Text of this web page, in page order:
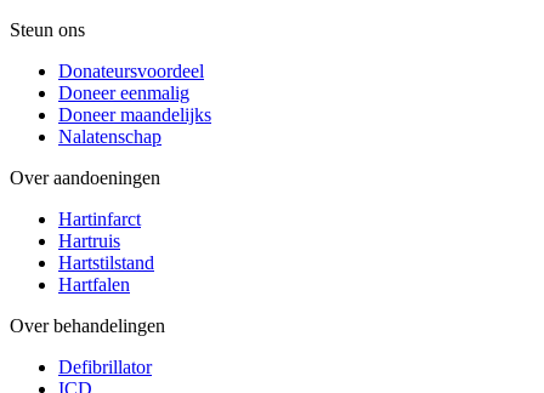
Steun ons
Donateursvoordeel
Doneer eenmalig
Doneer maandelijks
Nalatenschap
Over aandoeningen
Hartinfarct
Hartruis
Hartstilstand
Hartfalen
Over behandelingen
Defibrillator
ICD